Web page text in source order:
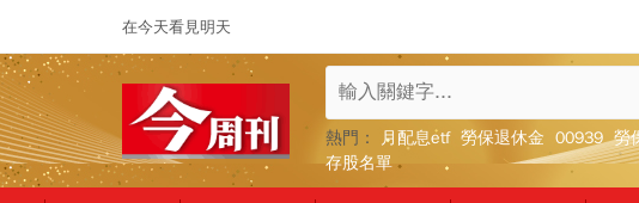
在今天看見明天
熱門： 月配息etf 勞保退休金 00939 勞
存股名單